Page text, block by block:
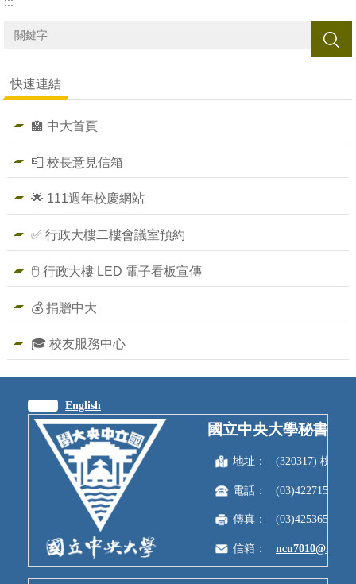
搜尋
快速連結
🏫 中大首頁
📮 校長意見信箱
🌟 111週年校慶網站
✅ 行政大樓二樓會議室預約
🖱️ 行政大樓 LED 電子看板宣傳
💰 捐贈中大
🎓 校友服務中心
English
國立中央大學秘書室
地址： (320317) 桃園
電話： (03)4227151
傳真： (03)4253650
信箱：